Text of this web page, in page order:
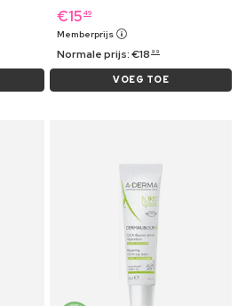
€15 49
Memberprijs
Normale prijs:€18 99
VOEG TOE